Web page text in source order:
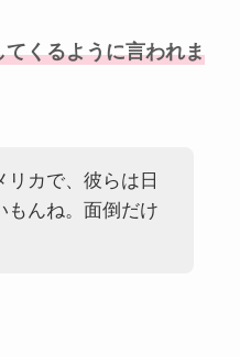
てくるように言われま
リカで、彼らは日
もんね。面倒だけ